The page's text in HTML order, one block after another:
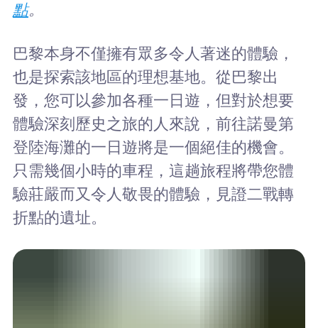
點。
巴黎本身不僅擁有眾多令人著迷的體驗，
也是探索該地區的理想基地。從巴黎出
發，您可以參加各種一日遊，但對於想要
體驗深刻歷史之旅的人來說，前往諾曼第
登陸海灘的一日遊將是一個絕佳的機會。
只需幾個小時的車程，這趟旅程將帶您體
驗莊嚴而又令人敬畏的體驗，見證二戰轉
折點的遺址。